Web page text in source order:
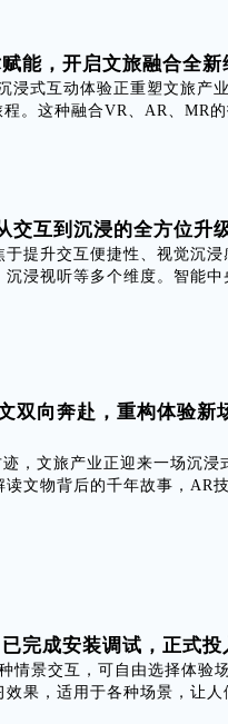
能，开启文旅融合全新
浸式互动体验正重塑文旅产
。这种融合VR、AR、MR
交互到沉浸的全方位升
提升交互便捷性、视觉沉浸
浸视听等多个维度。智能中
双向奔赴，重构体验新
，文旅产业正迎来一场沉浸
文物背后的千年故事，AR
完成安装调试，正式投
情景交互，可自由选择体验
果，适用于各种场景，让